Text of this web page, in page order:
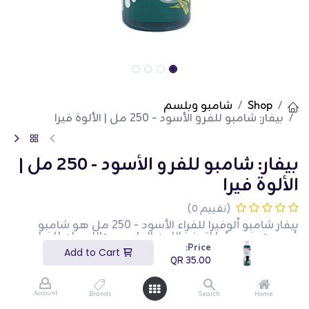
Price:
35.00
Home
Search
Brands
Account
Shop شامبو وبلسم
بيفار: شامبو للفرو الأسود - 250 مل | الألوة فيرا
بيفار: شامبو للفرو الأسود - 250 مل |
الألوة فيرا
(تقييم 0)
بيفار شامبو ألوفيرا للفراء الأسود - 250 مل هو شامبو
مُصمم خصيصًا لتعزيز اللون الطبيعي واللمعان للفراء
مل المعطف بلطف مع توفير فوائد الألوفيرا المهدئة. إنه
مناسب للاستخدام المنتظم ويساعد في الحفاظ على
معطف صحي ولامع. هذا المنتج مثالي لأصحاب الحيوانات
الأليفة الذين يبحثون عن تعزيز الفراء الأسود لحيواناتهم